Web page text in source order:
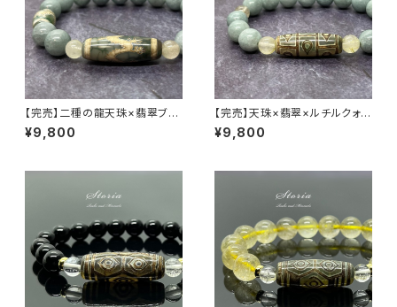
【完売】二種の龍天珠×翡翠ブレ
スレット
¥9,800
【完売】天珠×翡翠×ルチルクォー
ツ ブレスレット
¥9,800